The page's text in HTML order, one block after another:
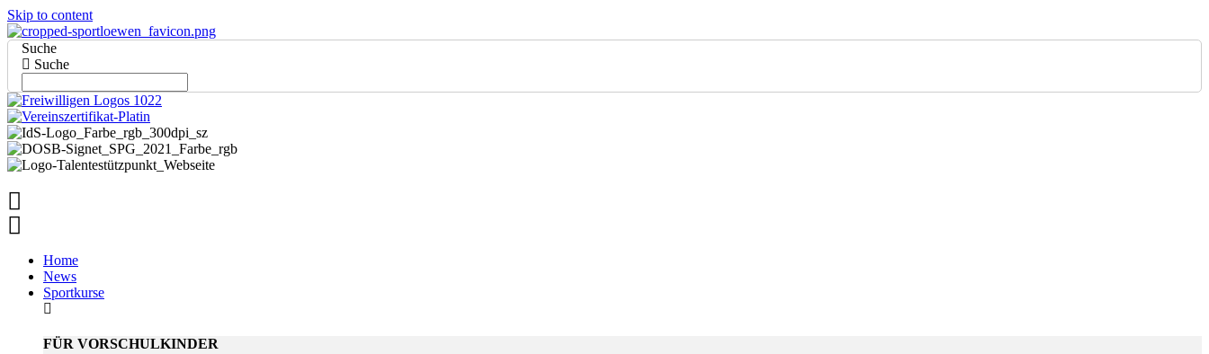
Skip to content
Suche
Suche
Home
News
Sportkurse
FÜR VORSCHULKINDER